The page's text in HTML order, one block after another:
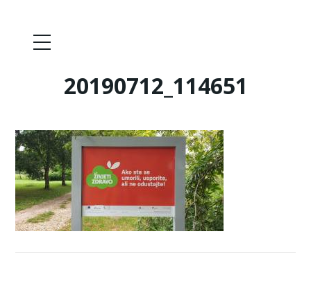
20190712_114651